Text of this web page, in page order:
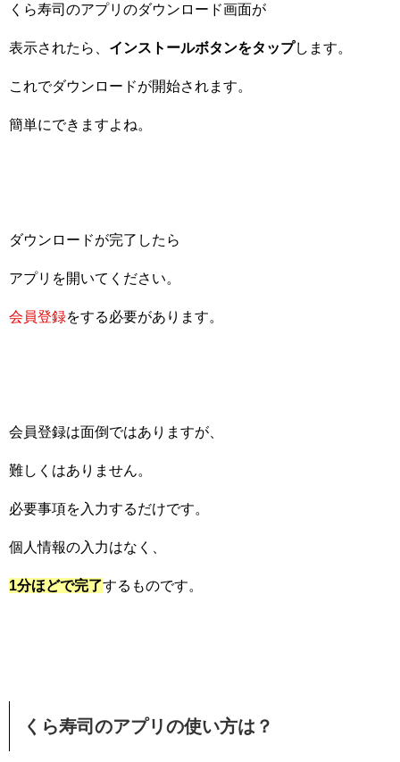
くら寿司のアプリのダウンロード画面が
表示されたら、 インストールボタンをタップします。
これでダウンロードが開始されます。
簡単にできますよね。
ダウンロードが完了したら
アプリを開いてください。
会員登録をする必要があります。
会員登録は面倒ではありますが、
難しくはありません。
必要事項を入力するだけです。
個人情報の入力はなく、
1分ほどで完了するものです。
くら寿司のアプリの使い方は？